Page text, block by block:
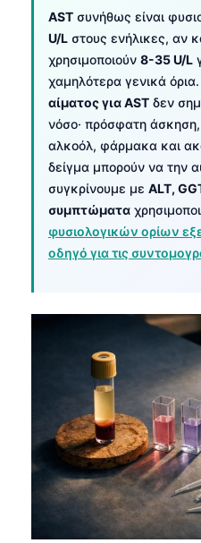
AST συνήθως είναι
U/L στους ενήλικες, αν
χρησιμοποιούν 8-35 U/L
χαμηλότερα γενικά
αίματος για AST δεν
νόσο· πρόσφατη
αλκοόλ, φάρμακα και
δείγμα μπορούν να την
συγκρίνουμε με ALT,
συμπτώματα
φυσιολογικών ορίων
οδηγό για τις